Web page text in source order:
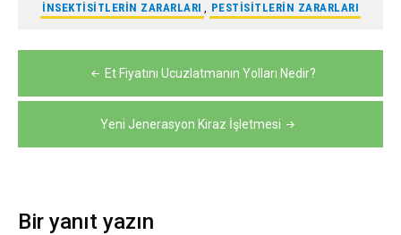
INSEKTISITLERIN ZARARLARI , PESTISITLERIN ZARARLARI
gezinmesi
Et Fiyatını Ucuzlatmanın Yolları Nedir?
Yeni Jenerasyon Kiraz İşletmesi
Bir yanıt yazın